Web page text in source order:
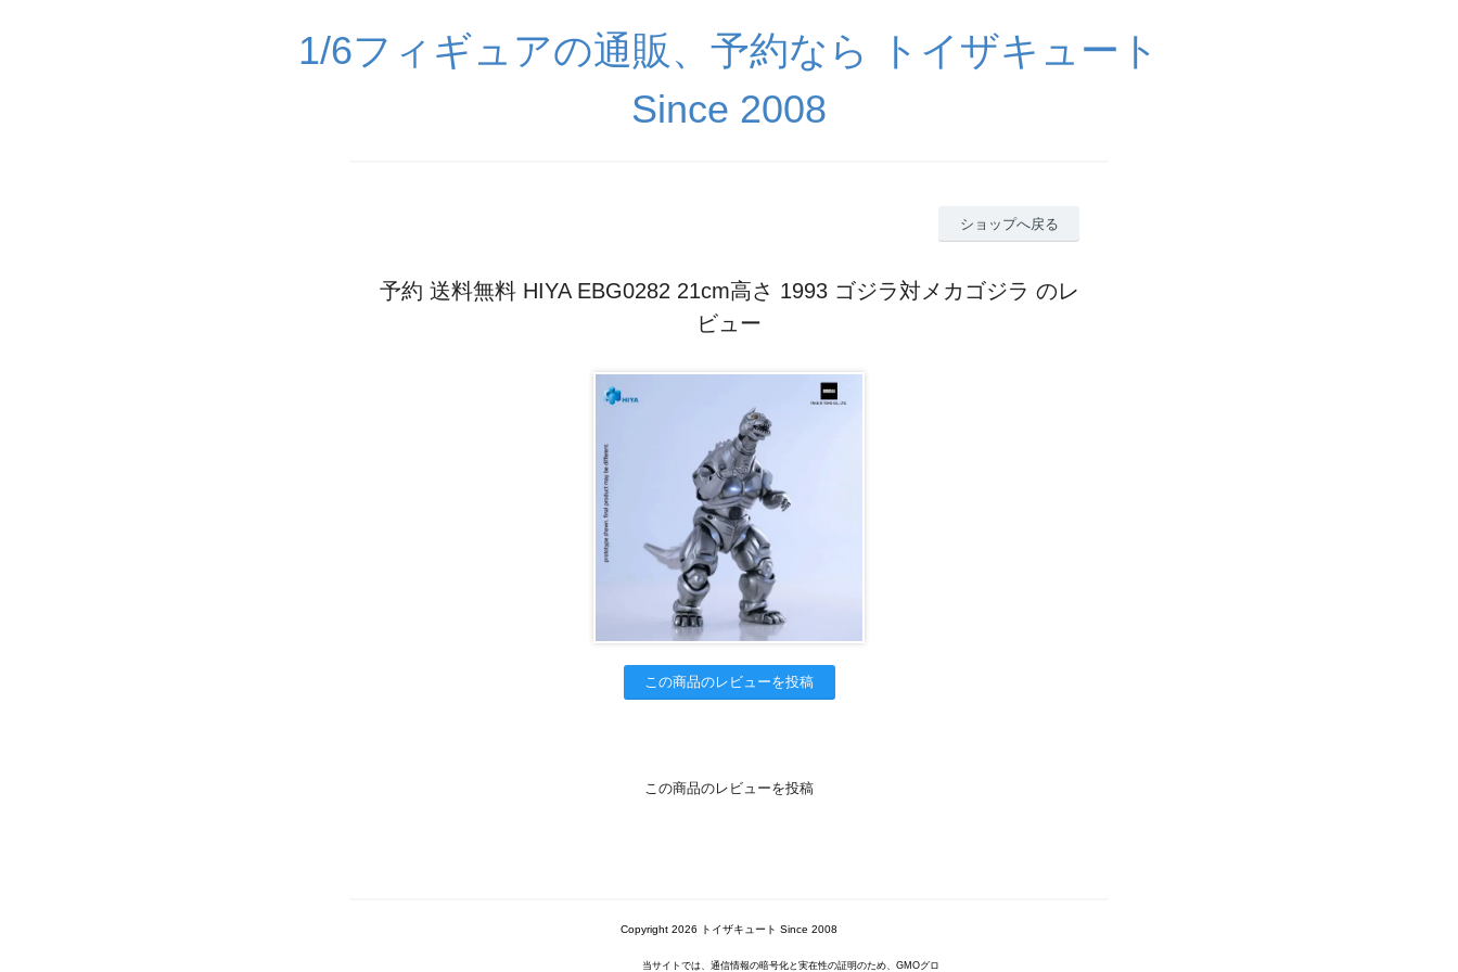
1/6フィギュアの通販、予約なら トイザキュート
Since 2008
ショップへ戻る
予約 送料無料 HIYA EBG0282 21cm高さ 1993 ゴジラ対メカゴジラ のレ
ビュー
この商品のレビューを投稿
この商品のレビューを投稿
Copyright 2026 トイザキュート Since 2008
当サイトでは、通信情報の暗号化と実在性の証明のため、GMOグロ